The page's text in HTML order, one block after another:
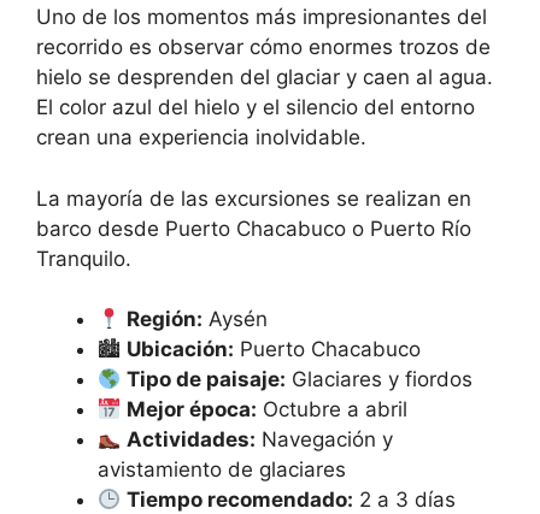
Uno de los momentos más impresionantes del
recorrido es observar cómo enormes trozos de
hielo se desprenden del glaciar y caen al agua.
El color azul del hielo y el silencio del entorno
crean una experiencia inolvidable.
La mayoría de las excursiones se realizan en
barco desde Puerto Chacabuco o Puerto Río
Tranquilo.
Región: Aysén
🏙 Ubicación: Puerto Chacabuco
Tipo de paisaje: Glaciares y fiordos
Mejor época: Octubre a abril
Actividades: Navegación y
avistamiento de glaciares
Tiempo recomendado: 2 a 3 días